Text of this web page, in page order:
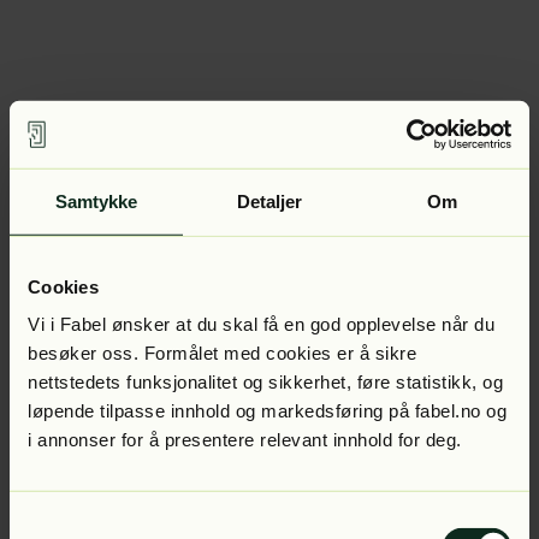
Samtykke Detaljer Om
Cookies
Vi i Fabel ønsker at du skal få en god opplevelse når du
besøker oss. Formålet med cookies er å sikre
nettstedets funksjonalitet og sikkerhet, føre statistikk, og
løpende tilpasse innhold og markedsføring på fabel.no og
i annonser for å presentere relevant innhold for deg.